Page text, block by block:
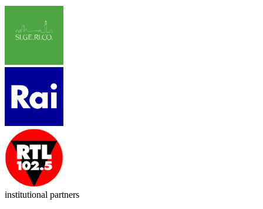
institutional partners